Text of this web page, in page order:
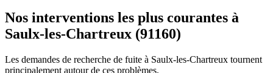
Nos interventions les plus courantes à
Saulx-les-Chartreux (91160)
Les demandes de recherche de fuite à Saulx-les-Chartreux tournent
principalement autour de ces problèmes.